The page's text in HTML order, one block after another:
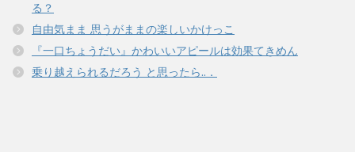
る？
自由気まま 思うがままの楽しいかけっこ
『一口ちょうだい』かわいいアピールは効果てきめん
乗り越えられるだろう と思ったら..．